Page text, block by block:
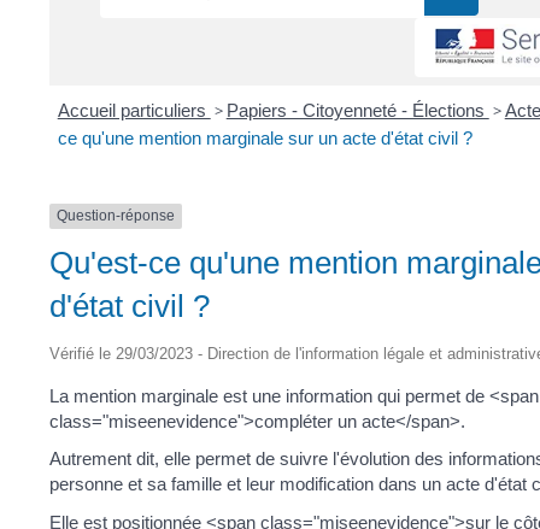
Accueil particuliers > Papiers - Citoyenneté - Élections >
ce qu'une mention marginale sur un acte d'état civil ?
Question-réponse
Qu'est-ce qu'une mention
d'état civil ?
Vérifié le 29/03/2023 - Direction de l'information légale et
La mention marginale est une information qui permet de <span
class="miseenevidence">compléter un acte</span>.
Autrement dit, elle permet de suivre l'évolution des
personne et sa famille et leur modification dans un acte d'état
Elle est positionnée <span class="miseenevidence">sur le